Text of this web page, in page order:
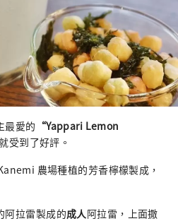
最愛的 “Yappari Lemon
受到了好評。
農場種植的芳香檸檬製成，
阿拉雷製成的成人 阿拉雷，上面撒